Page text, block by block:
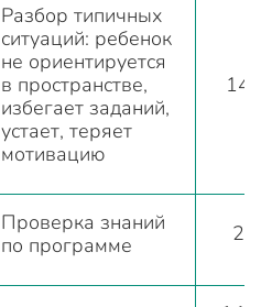
Разбор типичных
ситуаций: ребенок
не ориентируется
в пространстве,
избегает заданий,
устает, теряет
мотивацию
14
Проверка знаний
по программе
2